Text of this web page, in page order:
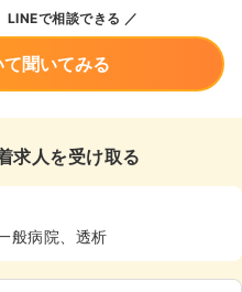
LINEで相談できる
聞いてみる
求人を受け取る
般病院、透析